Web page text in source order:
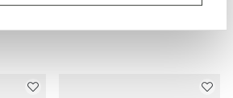
1 COR